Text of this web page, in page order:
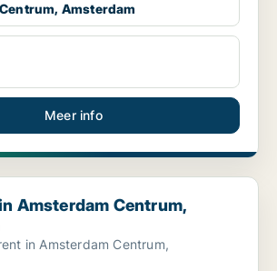
Amsterdam
Meer info
Centrum, Amsterdam
Amsterdam Centrum,
in Amsterdam Centrum,